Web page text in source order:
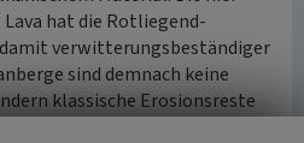
hat die Rotliegend-
verwitterungsbeständiger
sind demnach keine
klassische Erosionsreste
Umgebung. Überraschend ist